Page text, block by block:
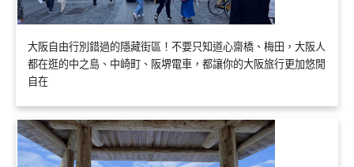
大阪自由行別錯過的隱藏街區！不要只知道心齋橋、梅田，大阪人
都在逛的中之島、中崎町、阪堺電車，都讓你的大阪旅行更加悠閒
自在